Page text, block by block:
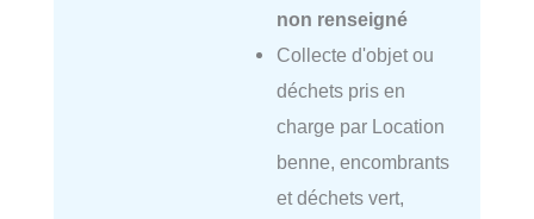
non renseigné
Collecte d'objet ou
déchets pris en
charge par Location
benne, encombrants
et déchets vert,